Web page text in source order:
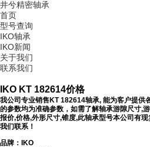
井兮精密轴承
首页
型号查询
IKO轴承
IKO新闻
关于我们
联系我们
IKO KT 182614价格
我公司专业销售KT 182614轴承, 能为客户提供
的参数均为准确参数，如需了解轴承游隙尺寸,
报价,价格,外形尺寸,锥度,此轴承型号本公司有
我们联系！
品牌：IKO